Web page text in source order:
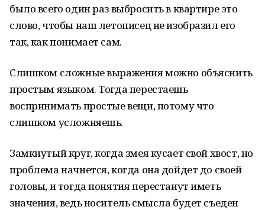
было всего один раз выбросить в квартире это
слово, чтобы наш летописец не изобразил его
так, как понимает сам.
Слишком сложные выражения можно объяснить
простым языком. Тогда перестаешь
воспринимать простые вещи, потому что
слишком усложняешь.
Замкнутый круг, когда змея кусает свой хвост, но
проблема начнется, когда она дойдет до своей
головы, и тогда понятия перестанут иметь
значения, ведь носитель смысла будет съеден